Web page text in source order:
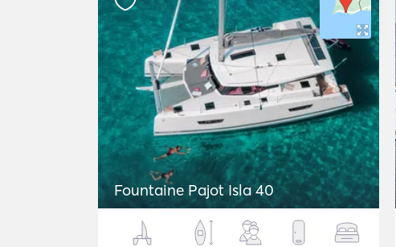
Fountaine Pajot Isla 40